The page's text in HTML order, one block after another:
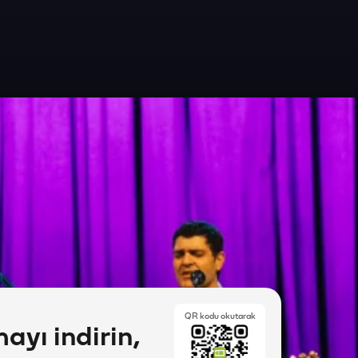
indirin,
QR kodu okutarak